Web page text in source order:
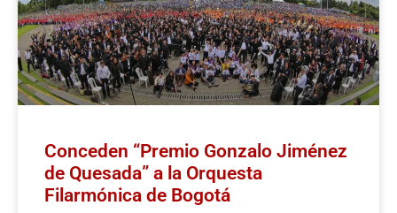
Conceden “Premio Gonzalo Jiménez
de Quesada” a la Orquesta
Filarmónica de Bogotá